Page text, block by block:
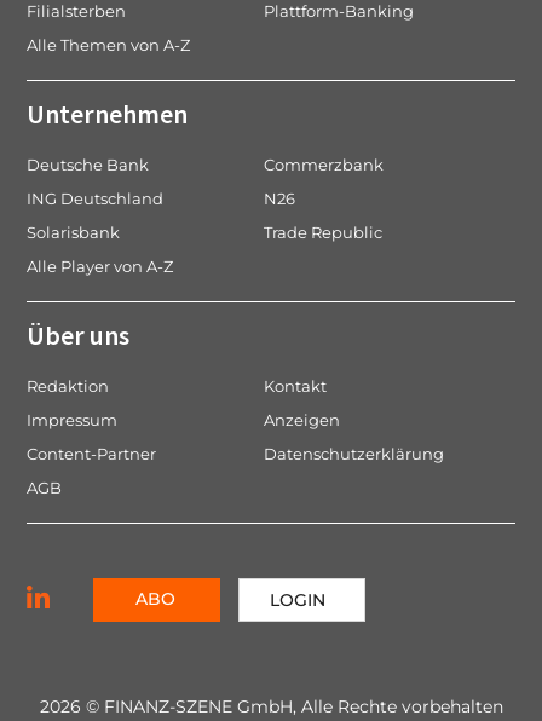
Filialsterben
Plattform-Banking
Alle Themen von A-Z
Unternehmen
Deutsche Bank
Commerzbank
ING Deutschland
N26
Solarisbank
Trade Republic
Alle Player von A-Z
Über uns
Redaktion
Kontakt
Impressum
Anzeigen
Content-Partner
Datenschutzerklärung
AGB
ABO LOGIN
2026 © FINANZ-SZENE GmbH, Alle Rechte vorbehalten